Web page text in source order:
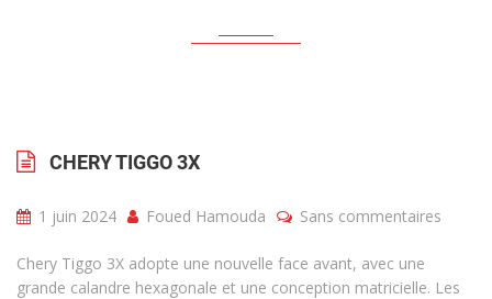
CHERY TIGGO 3X
1 juin 2024 Foued Hamouda Sans commentaires
Chery Tiggo 3X adopte une nouvelle face avant, avec une
grande calandre hexagonale et une conception matricielle. Les